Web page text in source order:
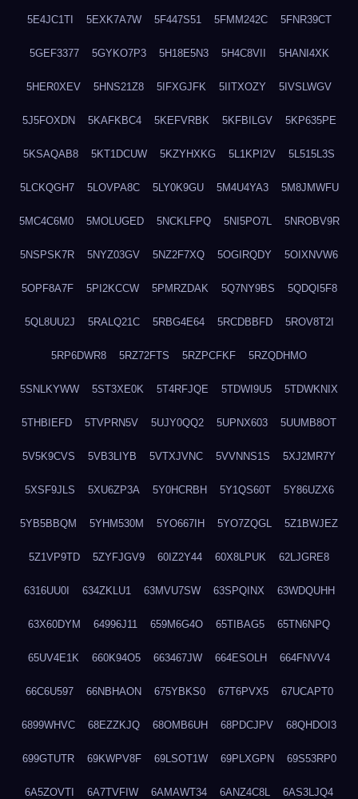
5E4JC1TI 5EXK7A7W 5F447S51 5FMM242C 5FNR39CT
5GEF3377 5GYKO7P3 5H18E5N3 5H4C8VII 5HANI4XK
5HER0XEV 5HNS21Z8 5IFXGJFK 5IITXOZY 5IVSLWGV
5J5FOXDN 5KAFKBC4 5KEFVRBK 5KFBILGV 5KP635PE
5KSAQAB8 5KT1DCUW 5KZYHXKG 5L1KPI2V 5L515L3S
5LCKQGH7 5LOVPA8C 5LY0K9GU 5M4U4YA3 5M8JMWFU
5MC4C6M0 5MOLUGED 5NCKLFPQ 5NI5PO7L 5NROBV9R
5NSPSK7R 5NYZ03GV 5NZ2F7XQ 5OGIRQDY 5OIXNVW6
5OPF8A7F 5PI2KCCW 5PMRZDAK 5Q7NY9BS 5QDQI5F8
5QL8UU2J 5RALQ21C 5RBG4E64 5RCDBBFD 5ROV8T2I
5RP6DWR8 5RZ72FTS 5RZPCFKF 5RZQDHMO
5SNLKYWW 5ST3XE0K 5T4RFJQE 5TDWI9U5 5TDWKNIX
5THBIEFD 5TVPRN5V 5UJY0QQ2 5UPNX603 5UUMB8OT
5V5K9CVS 5VB3LIYB 5VTXJVNC 5VVNNS1S 5XJ2MR7Y
5XSF9JLS 5XU6ZP3A 5Y0HCRBH 5Y1QS60T 5Y86UZX6
5YB5BBQM 5YHM530M 5YO667IH 5YO7ZQGL 5Z1BWJEZ
5Z1VP9TD 5ZYFJGV9 60IZ2Y44 60X8LPUK 62LJGRE8
6316UU0I 634ZKLU1 63MVU7SW 63SPQINX 63WDQUHH
63X60DYM 64996J11 659M6G4O 65TIBAG5 65TN6NPQ
65UV4E1K 660K94O5 663467JW 664ESOLH 664FNVV4
66C6U597 66NBHAON 675YBKS0 67T6PVX5 67UCAPT0
6899WHVC 68EZZKJQ 68OMB6UH 68PDCJPV 68QHDOI3
699GTUTR 69KWPV8F 69LSOT1W 69PLXGPN 69S53RP0
6A5ZOVTI 6A7TVFIW 6AMAWT34 6ANZ4C8L 6AS3LJQ4